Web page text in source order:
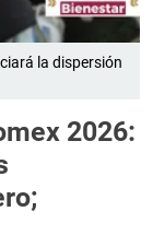
la dispersión
2026: